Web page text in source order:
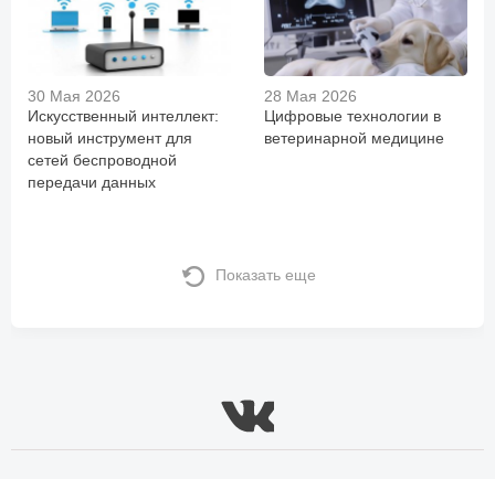
30 Мая 2026
Искусственный интеллект:
новый инструмент для
сетей беспроводной
передачи данных
28 Мая 2026
Цифровые технологии в
ветеринарной медицине
Показать еще